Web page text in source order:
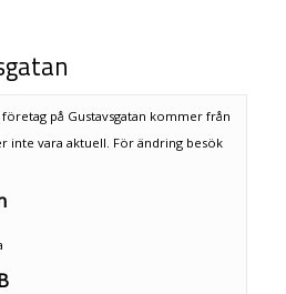
på Gustavsgatan kommer från
inte vara aktuell. För ändring besök